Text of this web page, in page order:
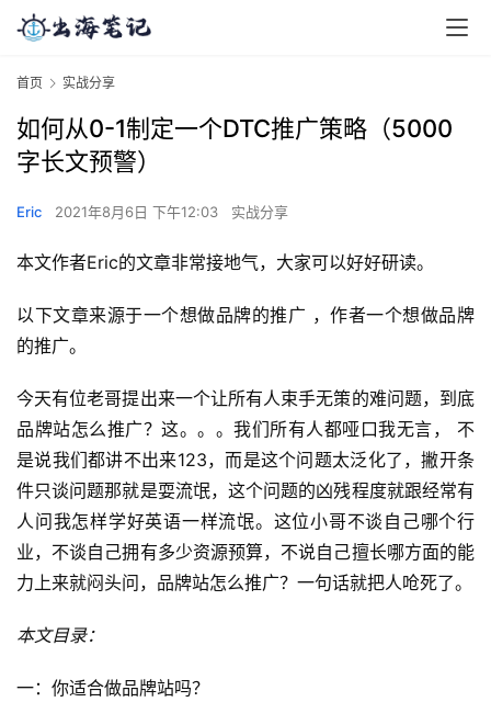
首页 实战分享
如何从0-1制定一个DTC推广策略（5000
字长文预警）
Eric 2021年8月6日 下午12:03 实战分享
本文作者Eric的文章非常接地气，大家可以好好研读。
以下文章来源于一个想做品牌的推广 ，作者一个想做品牌
的推广。
今天有位老哥提出来一个让所有人束手无策的难问题，到底
品牌站怎么推广？这。。。我们所有人都哑口我无言， 不
是说我们都讲不出来123，而是这个问题太泛化了，撇开条
件只谈问题那就是耍流氓，这个问题的凶残程度就跟经常有
人问我怎样学好英语一样流氓。这位小哥不谈自己哪个行
业，不谈自己拥有多少资源预算，不说自己擅长哪方面的能
力上来就闷头问，品牌站怎么推广？一句话就把人呛死了。
本文目录：
一：你适合做品牌站吗？